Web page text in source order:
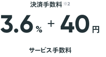
決済手数料 ※2
3.6 % + 40 円
サービス手数料